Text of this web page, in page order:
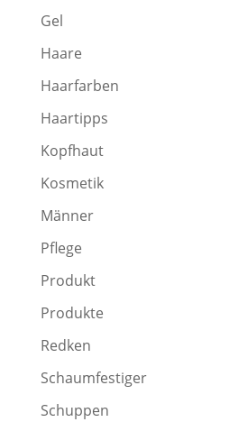
Gel
Haare
Haarfarben
Haartipps
Kopfhaut
Kosmetik
Männer
Pflege
Produkt
Produkte
Redken
Schaumfestiger
Schuppen